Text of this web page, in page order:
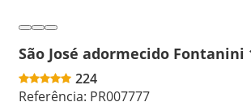
São José adormecido Fontanini
224
Referência: PR007777